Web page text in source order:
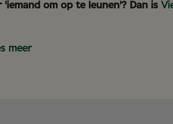
om op te leunen'? Dan is
meer